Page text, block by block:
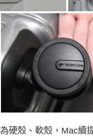
硬殼、軟殼，Mac續